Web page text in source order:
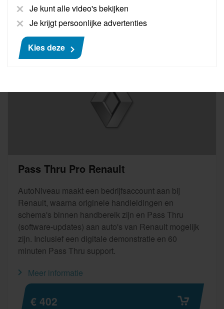
Je kunt alle video's bekijken
Je krijgt persoonlijke advertenties
Kies deze
€ 175
Pass Thru Pro Renault
AutoNiveau maakt een bedrijfsaccount aan bij
Renault, waarna originele handleidingen en
schema's binnen handbereik zijn en Pass Thru
(software-updates) aan auto's van Renault mogelijk
zijn. Inclusief een digitale demonstratie en 60
minuten Pass Thru support.
Meer informatie
€ 402